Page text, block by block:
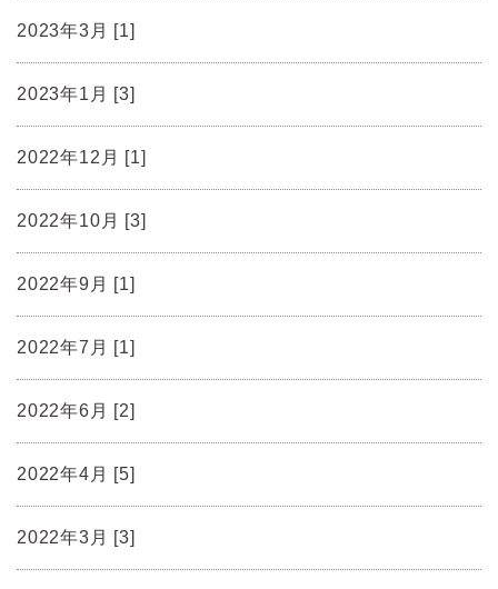
2023年3月 [1]
2023年1月 [3]
2022年12月 [1]
2022年10月 [3]
2022年9月 [1]
2022年7月 [1]
2022年6月 [2]
2022年4月 [5]
2022年3月 [3]